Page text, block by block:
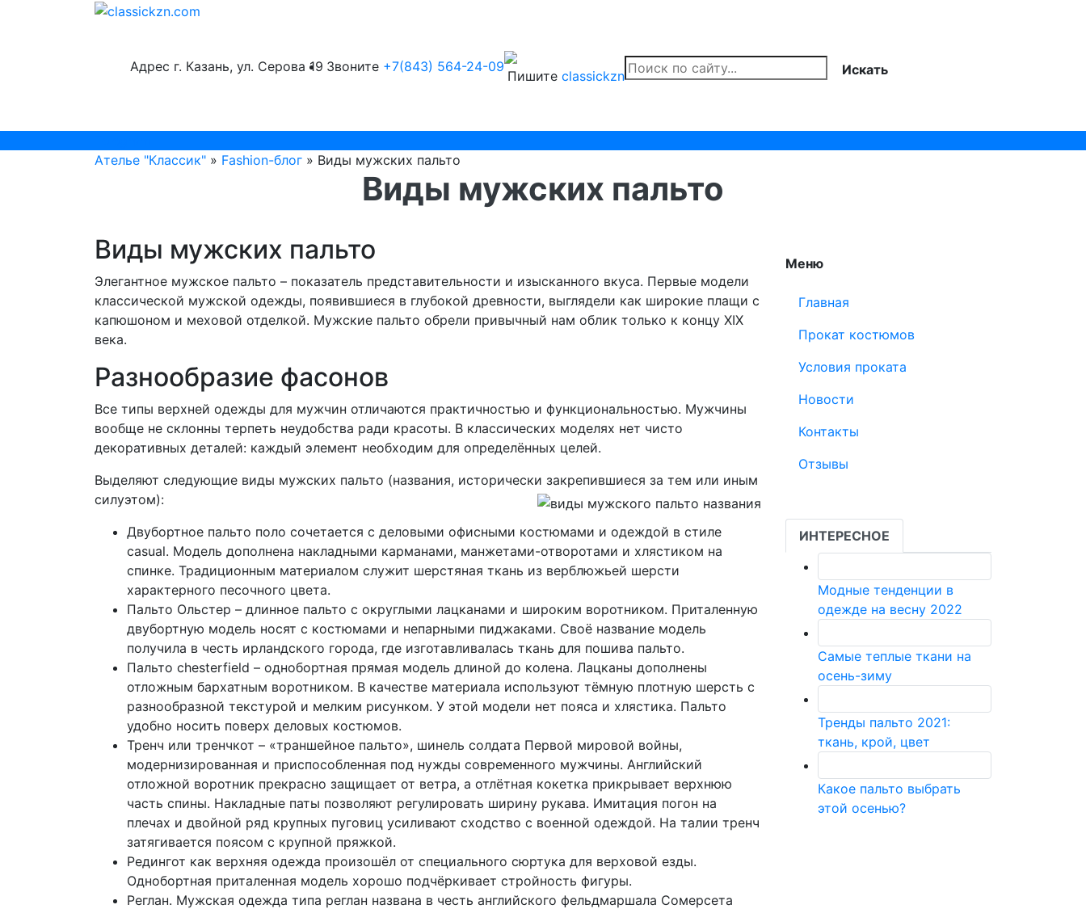
Адрес г. Казань, ул. Серова 19 Звоните +7(843) 564-24-09
Пишите classickzn Искать
Ателье "Классик" » Fashion-блог » Виды мужских пальто
Виды мужских пальто
Меню
Главная
Прокат костюмов
Условия проката
Новости
Контакты
Отзывы
ИНТЕРЕСНОЕ
Модные тенденции в
одежде на весну 2022
Самые теплые ткани на
осень-зиму
Тренды пальто 2021:
ткань, крой, цвет
Какое пальто выбрать
этой осенью?
Виды мужских пальто
Элегантное мужское пальто – показатель представительности и изысканного вкуса. Первые модели
классической мужской одежды, появившиеся в глубокой древности, выглядели как широкие плащи с
капюшоном и меховой отделкой. Мужские пальто обрели привычный нам облик только к концу XIX
века.
Разнообразие фасонов
Все типы верхней одежды для мужчин отличаются практичностью и функциональностью. Мужчины
вообще не склонны терпеть неудобства ради красоты. В классических моделях нет чисто
декоративных деталей: каждый элемент необходим для определённых целей.
Выделяют следующие виды мужских пальто (названия, исторически закрепившиеся за тем или иным
силуэтом):
Двубортное пальто поло сочетается с деловыми офисными костюмами и одеждой в стиле
casual. Модель дополнена накладными карманами, манжетами-отворотами и хлястиком на
спинке. Традиционным материалом служит шерстяная ткань из верблюжьей шерсти
характерного песочного цвета.
Пальто Ольстер – длинное пальто с округлыми лацканами и широким воротником. Приталенную
двубортную модель носят с костюмами и непарными пиджаками. Своё название модель
получила в честь ирландского города, где изготавливалась ткань для пошива пальто.
Пальто chesterfield – однобортная прямая модель длиной до колена. Лацканы дополнены
отложным бархатным воротником. В качестве материала используют тёмную плотную шерсть с
разнообразной текстурой и мелким рисунком. У этой модели нет пояса и хлястика. Пальто
удобно носить поверх деловых костюмов.
Тренч или тренчкот – «траншейное пальто», шинель солдата Первой мировой войны,
модернизированная и приспособленная под нужды современного мужчины. Английский
отложной воротник прекрасно защищает от ветра, а отлётная кокетка прикрывает верхнюю
часть спины. Накладные паты позволяют регулировать ширину рукава. Имитация погон на
плечах и двойной ряд крупных пуговиц усиливают сходство с военной одеждой. На талии тренч
затягивается поясом с крупной пряжкой.
Редингот как верхняя одежда произошёл от специального сюртука для верховой езды.
Однобортная приталенная модель хорошо подчёркивает стройность фигуры.
Реглан. Мужская одежда типа реглан названа в честь английского фельдмаршала Сомерсета